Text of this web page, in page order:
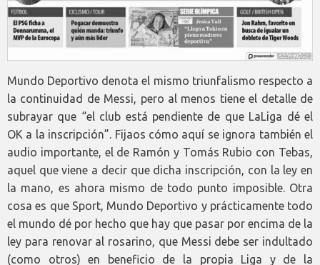
Mundo Deportivo denota el mismo triunfalismo respecto a
la continuidad de Messi, pero al menos tiene el detalle de
subrayar que “el club está pendiente de que LaLiga dé el
OK a la inscripción”. Fijaos cómo aquí se ignora también el
audio importante, el de Ramón y Tomás Rubio con Tebas,
aquel que viene a decir que dicha inscripción, con la ley en
la mano, es ahora mismo de todo punto imposible. Otra
cosa es que Sport, Mundo Deportivo y prácticamente todo
el mundo dé por hecho que hay que pasar por encima de la
ley para renovar al rosarino, que Messi debe ser indultado
(como otros) en beneficio de la propia Liga y de la